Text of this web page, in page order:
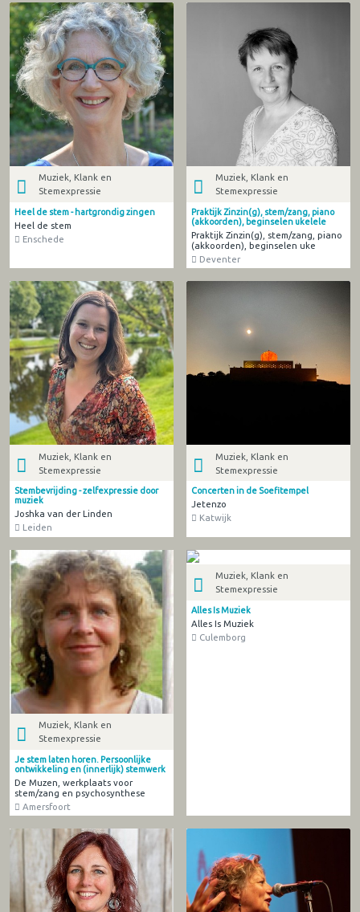
Muziek, Klank en
Stemexpressie
Heel de stem - hartgrondig zingen
Heel de stem
Enschede
Muziek, Klank en
Stemexpressie
Praktijk Zinzin(g), stem/zang, piano
(akkoorden), beginselen ukelele
Praktijk Zinzin(g), stem/zang, piano
(akkoorden), beginselen uke
Deventer
Muziek, Klank en
Stemexpressie
Stembevrijding - zelfexpressie door
muziek
Joshka van der Linden
Leiden
Muziek, Klank en
Stemexpressie
Concerten in de Soefitempel
Jetenzo
Katwijk
Muziek, Klank en
Stemexpressie
Je stem laten horen. Persoonlijke
ontwikkeling en (innerlijk) stemwerk
De Muzen, werkplaats voor
stem/zang en psychosynthese
Amersfoort
Muziek, Klank en
Stemexpressie
Alles Is Muziek
Alles Is Muziek
Culemborg